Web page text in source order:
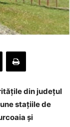
din județul
stațiile de
și